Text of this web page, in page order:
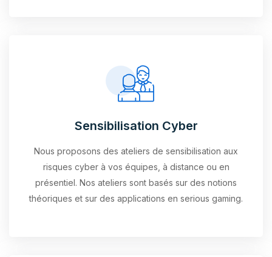
Sensibilisation Cyber
Nous proposons des ateliers de sensibilisation aux
risques cyber à vos équipes, à distance ou en
présentiel. Nos ateliers sont basés sur des notions
théoriques et sur des applications en serious gaming.